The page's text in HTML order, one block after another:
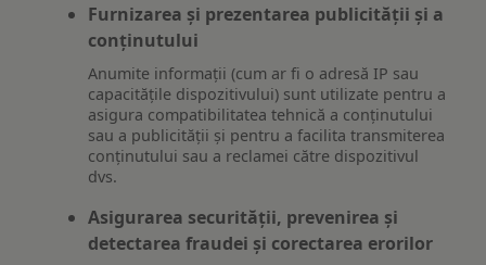
Furnizarea și prezentarea publicității și a
conținutului
Anumite informații (cum ar fi o adresă IP sau
capacitățile dispozitivului) sunt utilizate pentru a
asigura compatibilitatea tehnică a conținutului
sau a publicității și pentru a facilita transmiterea
conținutului sau a reclamei către dispozitivul
dvs.
Asigurarea securității, prevenirea și
detectarea fraudei și corectarea erorilor